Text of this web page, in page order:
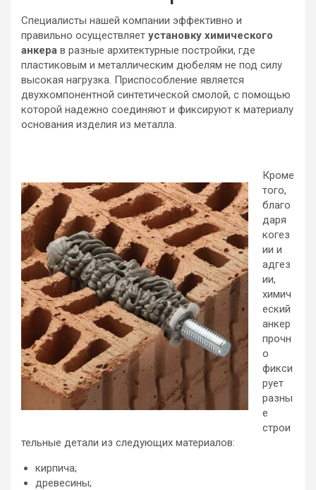
Специалисты нашей компании эффективно и
правильно осуществляет установку химического
анкера в разные архитектурные постройки, где
пластиковым и металлическим дюбелям не под силу
высокая нагрузка. Приспособление является
двухкомпонентной синтетической смолой, с помощью
которой надежно соединяют и фиксируют к материалу
основания изделия из металла.
Кроме
того,
благо
даря
когез
ии и
адгез
ии,
химич
еский
анкер
прочн
о
фикси
рует
разны
е
строи
тельные детали из следующих материалов:
кирпича;
древесины;